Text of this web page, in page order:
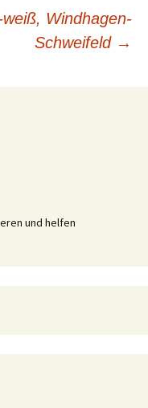
Windhagen-
Schweifeld →
und helfen